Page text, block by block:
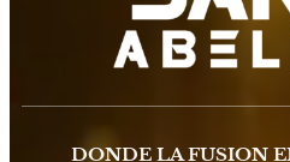
DONDE LA FUSION